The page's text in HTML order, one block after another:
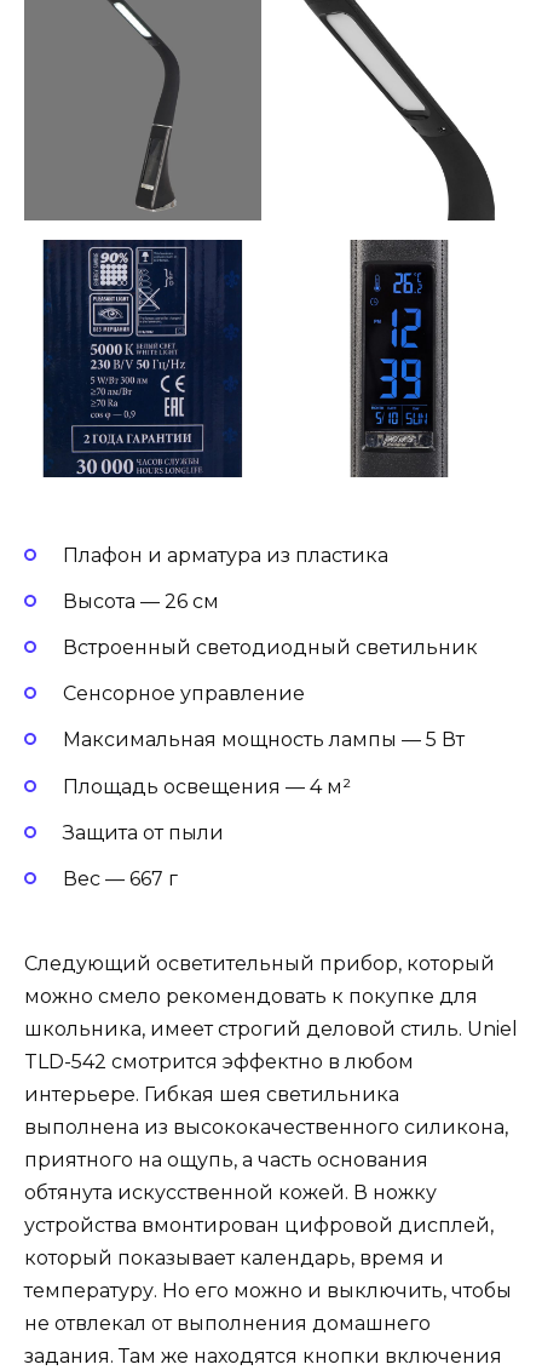
Плафон и арматура из пластика
Высота — 26 см
Встроенный светодиодный светильник
Сенсорное управление
Максимальная мощность лампы — 5 Вт
Площадь освещения — 4 м²
Защита от пыли
Вес — 667 г
Следующий осветительный прибор, который
можно смело рекомендовать к покупке для
школьника, имеет строгий деловой стиль. Uniel
TLD-542 смотрится эффектно в любом
интерьере. Гибкая шея светильника
выполнена из высококачественного силикона,
приятного на ощупь, а часть основания
обтянута искусственной кожей. В ножку
устройства вмонтирован цифровой дисплей,
который показывает календарь, время и
температуру. Но его можно и выключить, чтобы
не отвлекал от выполнения домашнего
задания. Там же находятся кнопки включения